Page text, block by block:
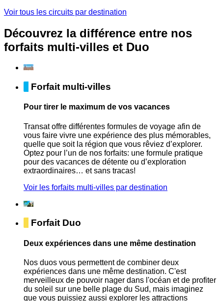
Voir tous les circuits par destination
Découvrez la différence entre nos
forfaits multi-villes et Duo
Forfait multi-villes
Pour tirer le maximum de vos vacances
Transat offre différentes formules de voyage afin de
vous faire vivre une expérience des plus mémorables,
quelle que soit la région que vous rêviez d’explorer.
Optez pour l’un de nos forfaits: une formule pratique
pour des vacances de détente ou d’exploration
extraordinaires… et sans tracas!
Voir les forfaits multi-villes par destination
Forfait Duo
Deux expériences dans une même destination
Nos duos vous permettent de combiner deux
expériences dans une même destination. C'est
merveilleux de pouvoir nager dans l'océan et de profiter
du soleil sur une belle plage du Sud, mais imaginez
que vous puissiez aussi explorer les attractions